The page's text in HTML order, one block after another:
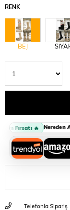
RENK
BEJ
Fırsatı 🔥 Nereden
Telefonla Sipariş